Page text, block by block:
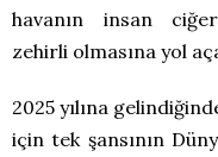
havanın insan
zehirli olmasına yol
2025 yılına
için tek şansının